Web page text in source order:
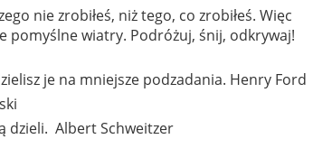
nie zrobiłeś, niż tego, co zrobiłeś. Więc
pomyślne wiatry. Podróżuj, śnij, odkrywaj!
je na mniejsze podzadania. Henry Ford
dzieli. Albert Schweitzer